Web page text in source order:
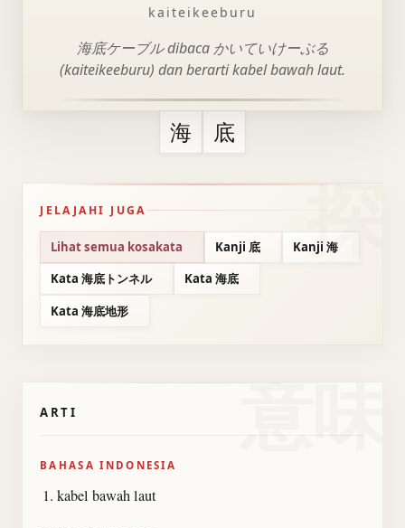
kaiteikeeburu
海底ケーブル dibaca かいていけーぶる
(kaiteikeeburu) dan berarti kabel bawah laut.
海 底
JELAJAHI JUGA
Lihat semua kosakata Kanji 底
Kanji 海
Kata 海底トンネル
Kata 海底
Kata 海底地形
意味
ARTI
BAHASA INDONESIA
kabel bawah laut